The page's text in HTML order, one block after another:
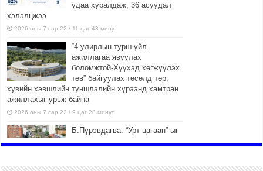
удаа хуралдаж, 36 асуудал
хэлэлцжээ
2026 оны 7 сар 22 / 11 цаг 43 минут
“4 улирлын турш үйл
ажиллагаа явуулах
боломжтой-Хүүхэд хөгжүүлэх
төв” байгуулах төсөлд төр,
хувийн хэвшлийн түншлэлийн хүрээнд хамтран
ажиллахыг урьж байна
2026 оны 7 сар 22 / 9 цаг 28 минут
Б.Пүрэвдагва: “Урт цагаан”-ыг